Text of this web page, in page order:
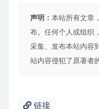
声明： 本站所有文章
布。任何个人或组织
采集、发布本站内容
站内容侵犯了原著者
链接